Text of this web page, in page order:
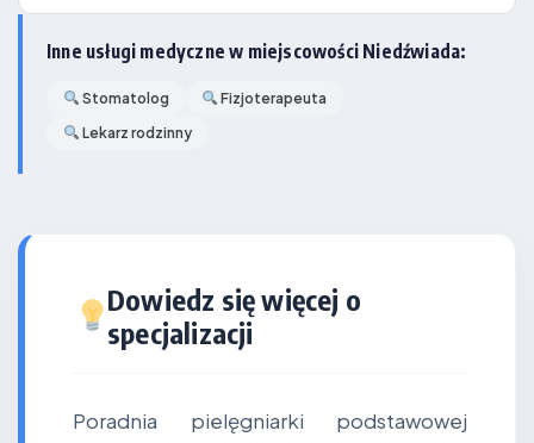
Inne usługi medyczne w miejscowości Niedźwiada:
Stomatolog
Fizjoterapeuta
Lekarz rodzinny
Dowiedz się więcej o
specjalizacji
Poradnia pielęgniarki podstawowej